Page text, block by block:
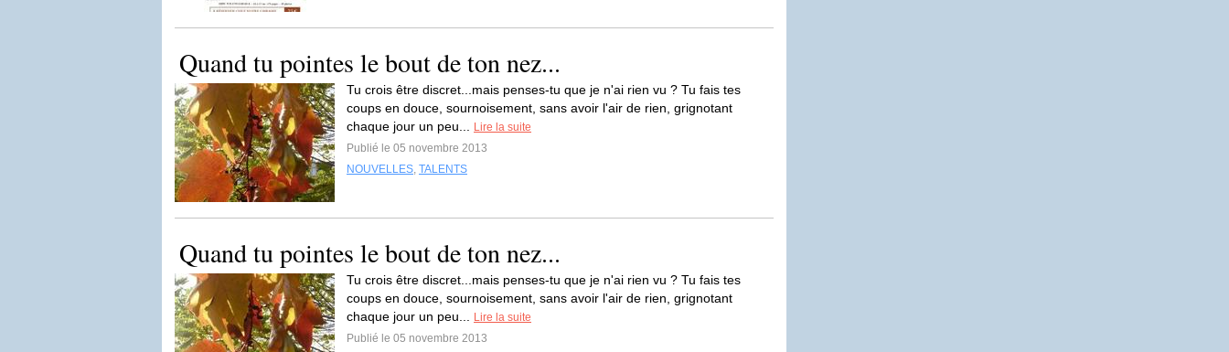
Quand tu pointes le bout de ton nez...
Tu crois être discret...mais penses-tu que je n'ai rien vu ? Tu fais tes
coups en douce, sournoisement, sans avoir l'air de rien, grignotant
chaque jour un peu...
Lire la suite
Publié le 05 novembre 2013
NOUVELLES, TALENTS
Quand tu pointes le bout de ton nez...
Tu crois être discret...mais penses-tu que je n'ai rien vu ? Tu fais tes
coups en douce, sournoisement, sans avoir l'air de rien, grignotant
chaque jour un peu...
Lire la suite
Publié le 05 novembre 2013